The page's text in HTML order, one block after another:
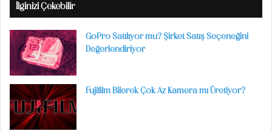
İlginizi Çekebilir
GoPro Satılıyor mu? Şirket Satış Seçeneğini
Değerlendiriyor
Fujifilm Bilerek Çok Az Kamera mı Üretiyor?